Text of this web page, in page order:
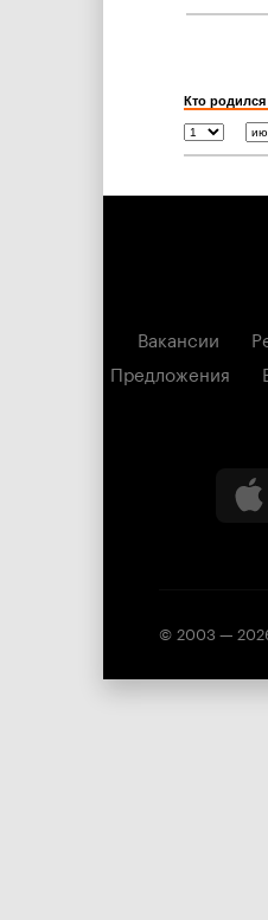
Кто
Вакансии
Предложения
© 2003 —